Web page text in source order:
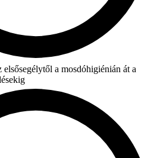
elsősegélytől a mosdóhigiénián át a